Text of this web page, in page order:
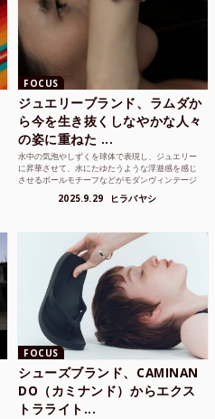
FOCUS
ジュエリーブランド、ラムダか
ら今を生き抜くしなやかな人々
の姿に重ねた ...
水中の気泡やしずくを球体で表現し、ジュエリー
に昇華させて、水にたゆたうような浮遊感を感じ
させるボールモチーフなどがモダンヴィンテージ
2025.9.29 ヒラバヤシ
FOCUS
シューズブランド、CAMINAN
DO（カミナンド）からエクス
トラライト...